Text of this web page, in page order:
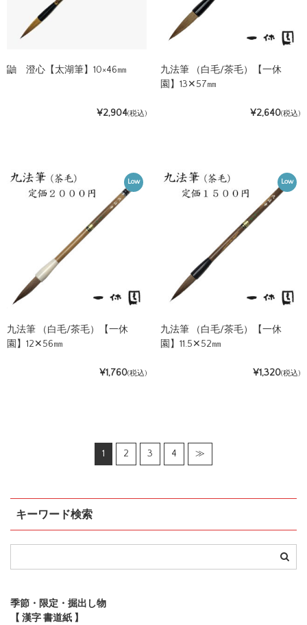
鼬 澄心【太湖筆】10×46㎜
¥2,904(税込)
九法筆 （白毛/茶毛）【一休
園】13✕57㎜
¥2,640(税込)
Low
九法筆 （白毛/茶毛）【一休
園】12✕56㎜
¥1,760(税込)
Low
九法筆 （白毛/茶毛）【一休
園】11.5✕52㎜
¥1,320(税込)
1 2 3 4 ≫
キーワード検索
季節・限定・掘出し物
【 漢字 書道紙 】